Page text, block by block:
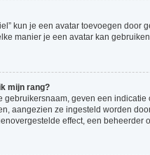
kun je een avatar toevoegen
manier je een avatar kan
mijn rang?
gebruikersnaam, geven een
aangezien ze ingesteld worden
effect, een